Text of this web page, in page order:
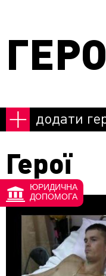
додати
Герої
ЮРИДИЧНА
ДОПОМОГА